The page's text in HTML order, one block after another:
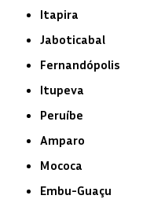
Itapira
Jaboticabal
Fernandópolis
Itupeva
Peruíbe
Amparo
Mococa
Embu-Guaçu